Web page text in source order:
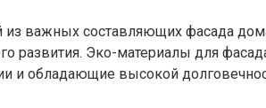
из важных составляющих фасада
развития. Эко-материалы для
обладающие высокой